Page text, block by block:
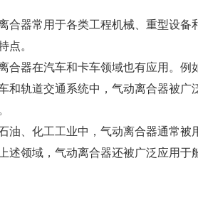
器常用于各类工程机械、重型设备
点。
器在汽车和卡车领域也有应用。例
轨道交通系统中，气动离合器被广
、化工工业中，气动离合器通常被
领域，气动离合器还被广泛应用于